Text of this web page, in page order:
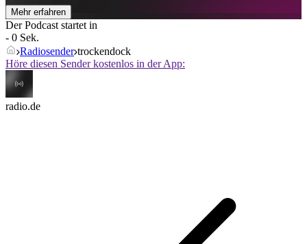
Mehr erfahren
Der Podcast startet in
- 0 Sek.
Radiosender trockendock
Höre diesen Sender kostenlos in der App:
radio.de